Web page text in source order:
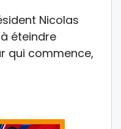
Nicolas
éteindre
qui commence,